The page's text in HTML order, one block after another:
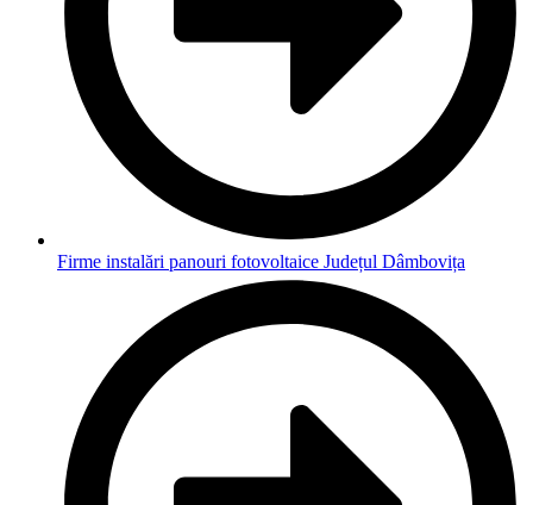
Firme instalări panouri fotovoltaice Județul Dâmbovița